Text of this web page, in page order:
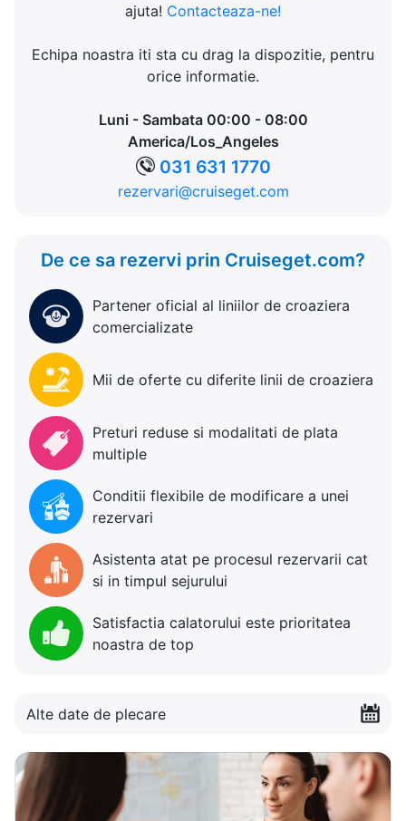
ajuta! Contacteaza-ne!
Echipa noastra iti sta cu drag la dispozitie, pentru
orice informatie.
Luni - Sambata 00:00 - 08:00
America/Los_Angeles
031 631 1770
rezervari@cruiseget.com
De ce sa rezervi prin Cruiseget.com?
Partener oficial al liniilor de croaziera
comercializate
Mii de oferte cu diferite linii de croaziera
Preturi reduse si modalitati de plata
multiple
Conditii flexibile de modificare a unei
rezervari
Asistenta atat pe procesul rezervarii cat
si in timpul sejurului
Satisfactia calatorului este prioritatea
noastra de top
Alte date de plecare